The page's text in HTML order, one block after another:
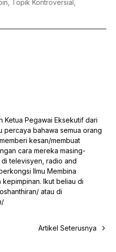
Topik Kontroversial,
Ketua Pegawai Eksekutif dari
percaya bahawa semua orang
kesan/membuat
cara mereka masing-
di televisyen, radio and
Ilmu Membina
Ikut beliau di
atau di
Artikel Seterusnya